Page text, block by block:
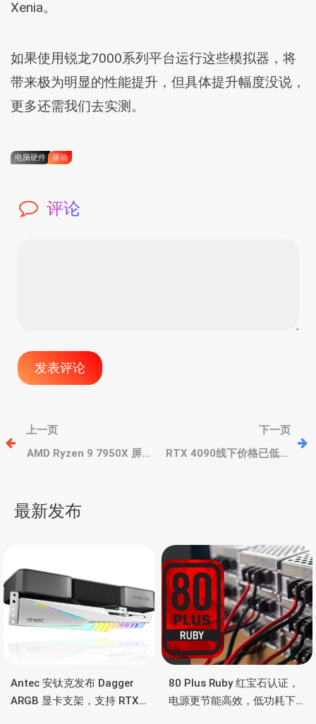
Xenia。
如果使用锐龙7000系列平台运行这些模拟器，将
带来极为明显的性能提升，但具体提升幅度没说，
更多还需我们去实测。
电脑硬件 驱动
评论
文
章
航
上一页
AMD Ryzen 9 7950X 屏蔽
下一页
RTX 4090线下价格已低于
最新发布
Antec 安钛克发布 Dagger
ARGB 显卡支架，支持 RTX
80 Plus Ruby 红宝石认证，
电源更节能高效，低功耗下